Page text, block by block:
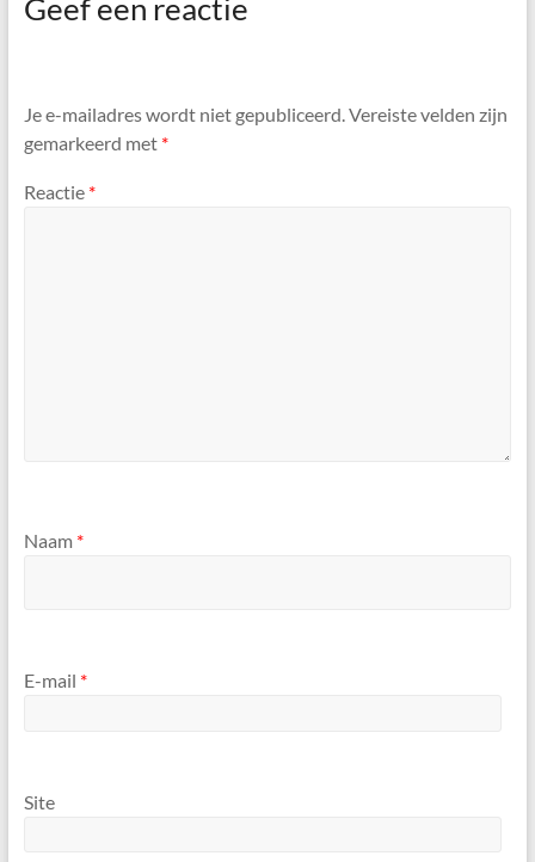
Geef een reactie
Je e-mailadres wordt niet gepubliceerd. Vereiste velden zijn
gemarkeerd met *
Reactie *
Naam *
E-mail *
Site